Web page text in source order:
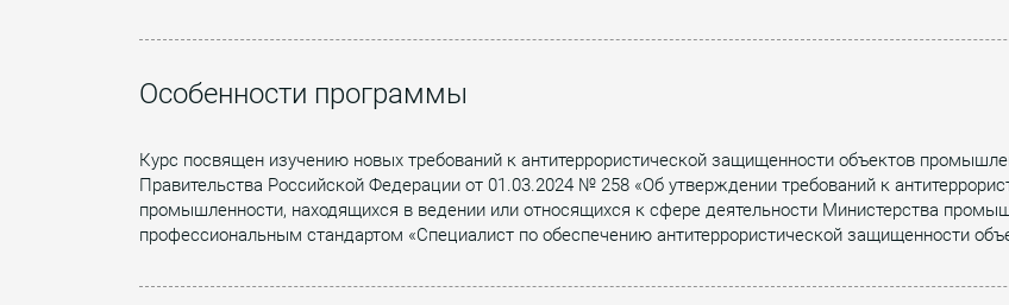
Особенности программы
Курс посвящен изучению новых требований к антитеррористической защищенности объектов
Правительства Российской Федерации от 01.03.2024 № 258 «Об утверждении требований к
промышленности, находящихся в ведении или относящихся к сфере деятельности Министерства
профессиональным стандартом «Специалист по обеспечению антитеррористической защищенности